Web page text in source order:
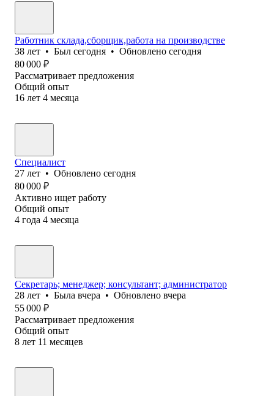
Работник склада,сборщик,работа на производстве
38 лет • Был сегодня • Обновлено сегодня
80 000 ₽
Рассматривает предложения
Общий опыт
16 лет 4 месяца
Специалист
27 лет • Обновлено сегодня
80 000 ₽
Активно ищет работу
Общий опыт
4 года 4 месяца
Секретарь; менеджер; консультант; администратор
28 лет • Была вчера • Обновлено вчера
55 000 ₽
Рассматривает предложения
Общий опыт
8 лет 11 месяцев